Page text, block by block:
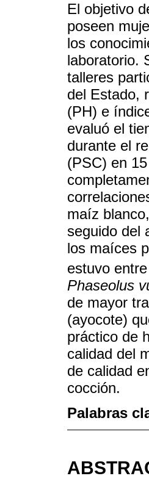
El objetivo
poseen
los
laboratorio.
talleres
del Estado,
(PH) e
evaluó el
durante el
(PSC) en
maíz
seguido del
los maíces
estuvo
Phaseolus
de mayor
(ayocote)
práctico de
calidad del
de calidad
cocción.
Palabras